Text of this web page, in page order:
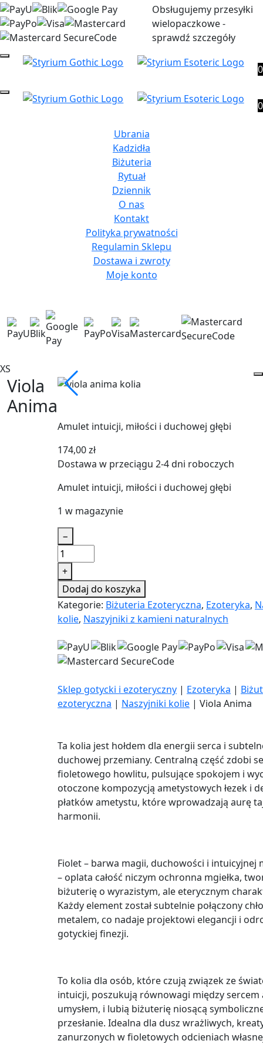
Obsługujemy przesyłki
wielopaczkowe -
sprawdź szczegóły
0
0
Ubrania
Kadzidła
Biżuteria
Rytuał
Dziennik
O nas
Kontakt
Polityka prywatności
Regulamin Sklepu
Dostawa i zwroty
Moje konto
XS
Viola
Anima
Amulet intuicji, miłości i duchowej głębi
174,00zł
Dostawa w przeciągu 2-4 dni roboczych
Amulet intuicji, miłości i duchowej głębi
1 w magazynie
−
Viola
Anima
+
Dodaj do koszyka
Kategorie: Biżuteria Ezoteryczna, Ezoteryka,
kolie, Naszyjniki z kamieni naturalnych
Sklep gotycki i ezoteryczny | Ezoteryka |
ezoteryczna | Naszyjniki kolie | Viola Anima
Ta kolia jest hołdem dla energii serca i
duchowej przemiany. Centralną część zdobi
fioletowego howlitu, pulsujące spokojem i
otoczone kompozycją ametystowych łezek i
płatków ametystu, które wprowadzają aurę
harmonii.
Fiolet – barwa magii, duchowości i intuicyjnej
– oplata całość niczym ochronna mgiełka,
biżuterię o wyrazistym, ale eterycznym
Każdy element został subtelnie połączony
metalem, co nadaje projektowi elegancji i
gotyckiej finezji.
To kolia dla osób, które czują związek ze
intuicji, poszukują równowagi między sercem
umysłem, i lubią biżuterię niosącą
przesłanie. Idealna dla dusz wrażliwych,
zanurzonych w fioletowych odcieniach